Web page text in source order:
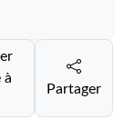
à
Partager